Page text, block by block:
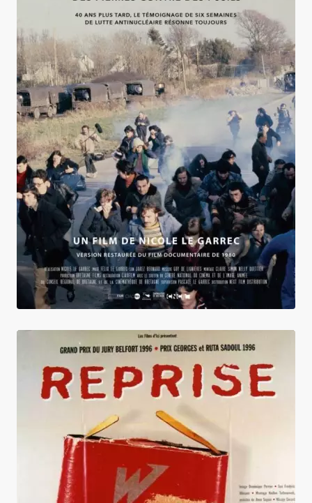
Plogoff, des pierres contre des fusils